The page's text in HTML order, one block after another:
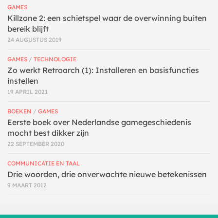
GAMES
Killzone 2: een schietspel waar de overwinning buiten
bereik blijft
24 AUGUSTUS 2019
GAMES / TECHNOLOGIE
Zo werkt Retroarch (1): Installeren en basisfuncties
instellen
19 APRIL 2021
BOEKEN / GAMES
Eerste boek over Nederlandse gamegeschiedenis
mocht best dikker zijn
22 SEPTEMBER 2020
COMMUNICATIE EN TAAL
Drie woorden, drie onverwachte nieuwe betekenissen
9 MAART 2012